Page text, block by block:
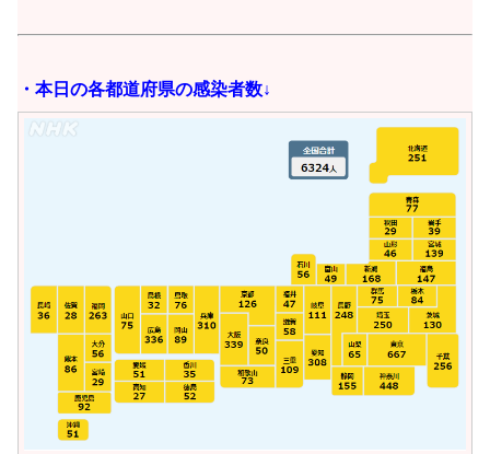
・本日の各都道府県の感染者数↓